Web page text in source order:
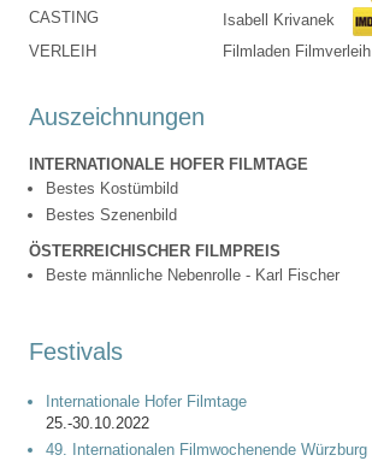
CASTING
Isabell Krivanek
VERLEIH
Filmladen Filmverleih
Auszeichnungen
INTERNATIONALE HOFER FILMTAGE
Bestes Kostümbild
Bestes Szenenbild
ÖSTERREICHISCHER FILMPREIS
Beste männliche Nebenrolle - Karl Fischer
Festivals
Internationale Hofer Filmtage
25.-30.10.2022
49. Internationalen Filmwochenende Würzburg